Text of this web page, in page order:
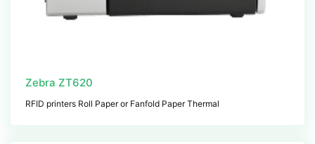
Zebra ZT620
RFID printers Roll Paper or Fanfold Paper Thermal